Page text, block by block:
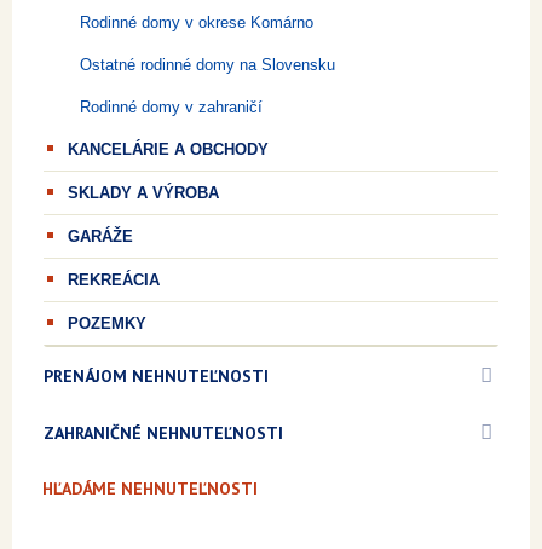
Rodinné domy v okrese Komárno
Ostatné rodinné domy na Slovensku
Rodinné domy v zahraničí
KANCELÁRIE A OBCHODY
SKLADY A VÝROBA
GARÁŽE
REKREÁCIA
POZEMKY
PRENÁJOM NEHNUTEĽNOSTI
ZAHRANIČNÉ NEHNUTEĽNOSTI
HĽADÁME NEHNUTEĽNOSTI